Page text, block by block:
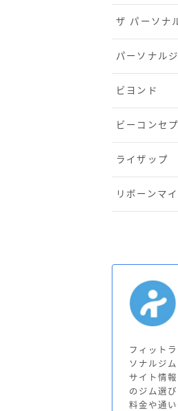
ザ パーソナ
パーソナル
ビヨンド
ビーコンセ
ライザップ
リボーンマ
フィット
ソナルジ
サイト情
のジム選
料金や通